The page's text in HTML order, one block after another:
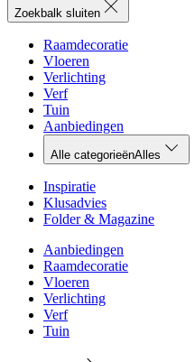
Zoekbalk sluiten
Raamdecoratie
Vloeren
Verlichting
Verf
Tuin
Aanbiedingen
Alle categorieënAlles
Inspiratie
Klusadvies
Folder & Magazine
Aanbiedingen
Raamdecoratie
Vloeren
Verlichting
Verf
Tuin